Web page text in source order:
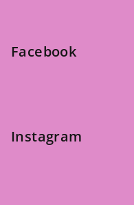
Facebook
Instagram